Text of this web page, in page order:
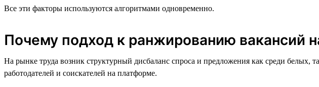
Все эти факторы используются алгоритмами одновременно.
Почему подход к ранжированию вакансий
На рынке труда возник структурный дисбаланс спроса и предложения как среди белых,
работодателей и соискателей на платформе.